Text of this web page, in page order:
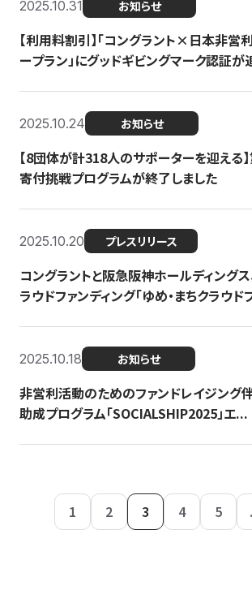
2025.10.31 お知らせ
【利用料割引】「コングラント×日本非営
ープラン」にグッドギビングマーク認証が
2025.10.24 お知らせ
【8団体が計318人のサポーターを迎える
寄付挑戦プログラムが終了しました
2025.10.20 プレスリリース
コングラントと阪急阪神ホールディング
ラウドファンディング「ゆめ・まちクラウド
2025.10.18 お知らせ
非営利活動のためのファンドレイジング
助成プログラム「SOCIALSHIP2025」エ...
1 2 3 4 5